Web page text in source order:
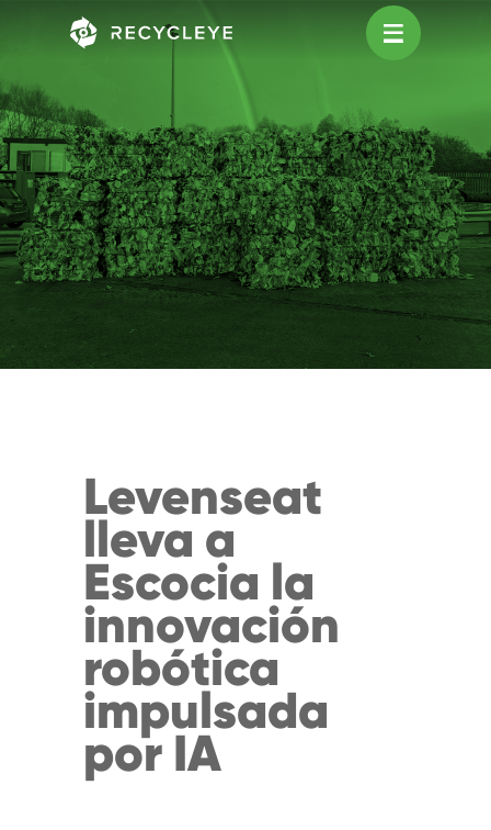
Main Navigation
Levenseat
lleva a
Escocia la
innovación
robótica
impulsada
por IA